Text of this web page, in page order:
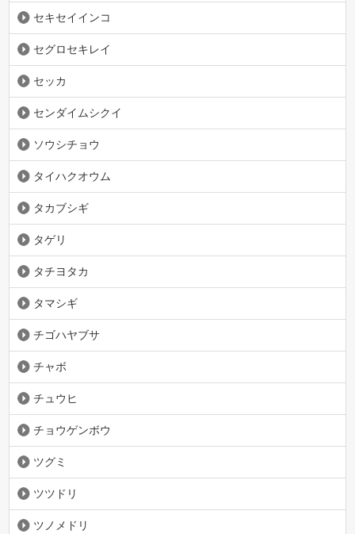
セキセイインコ
セグロセキレイ
セッカ
センダイムシクイ
ソウシチョウ
タイハクオウム
タカブシギ
タゲリ
タチヨタカ
タマシギ
チゴハヤブサ
チャボ
チュウヒ
チョウゲンボウ
ツグミ
ツツドリ
ツノメドリ